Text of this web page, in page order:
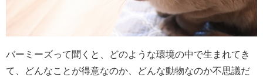
バーミーズって聞くと、どのような環境の中で生まれてき
て、どんなことが得意なのか、どんな動物なのか不思議だ